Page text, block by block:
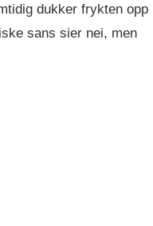
dukker frykten opp
sans sier nei, men